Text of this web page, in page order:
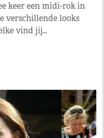
keer een midi-rok in
verschillende looks
vind jij…